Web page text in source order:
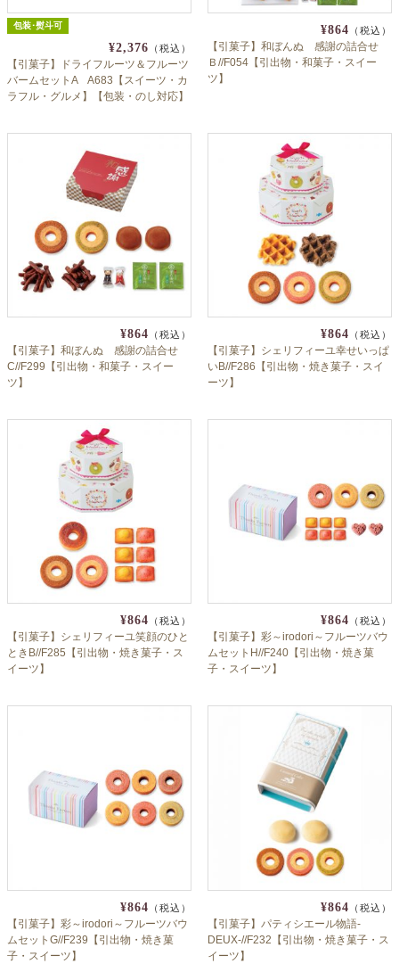
包装･熨斗可
¥2,376 （税込）
【引菓子】ドライフルーツ＆フルーツ
バームセットA A683【スイーツ・カ
ラフル・グルメ】【包装・のし対応】
¥864 （税込）
【引菓子】和ぼんぬ 感謝の詰合せ
Ｂ//F054【引出物・和菓子・スイー
ツ】
¥864 （税込）
【引菓子】和ぼんぬ 感謝の詰合せ
C//F299【引出物・和菓子・スイー
ツ】
¥864 （税込）
【引菓子】シェリフィーユ幸せいっぱ
いB//F286【引出物・焼き菓子・スイ
ーツ】
¥864 （税込）
【引菓子】シェリフィーユ笑顔のひと
ときB//F285【引出物・焼き菓子・ス
イーツ】
¥864 （税込）
【引菓子】彩～irodori～フルーツバウ
ムセットH//F240【引出物・焼き菓
子・スイーツ】
¥864 （税込）
【引菓子】彩～irodori～フルーツバウ
ムセットG//F239【引出物・焼き菓
子・スイーツ】
¥864 （税込）
【引菓子】パティシエール物語-
DEUX-//F232【引出物・焼き菓子・ス
イーツ】